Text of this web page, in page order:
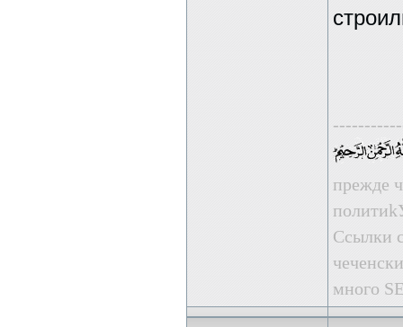
прежде
Ссылки
много